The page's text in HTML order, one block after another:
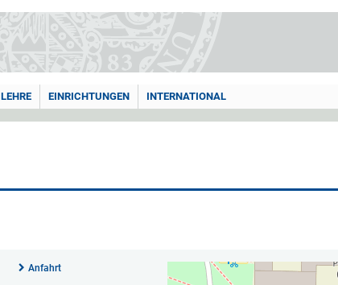
LEHRE EINRICHTUNGEN INTERNATIONAL
Anfahrt